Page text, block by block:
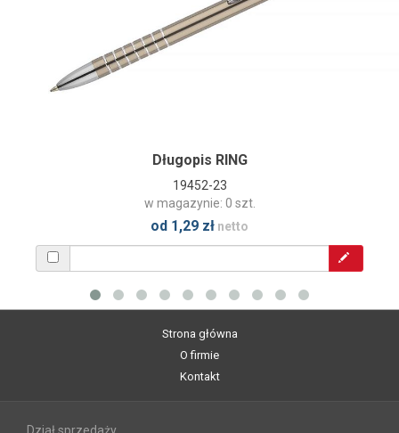
Długopis RING
19452-23
w magazynie: 0 szt.
od 1,29 zł netto
Strona główna
O firmie
Kontakt
Dział sprzedaży